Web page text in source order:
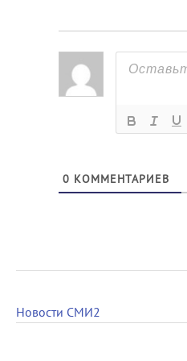
0 КОММЕНТАРИЕВ
Новости СМИ2